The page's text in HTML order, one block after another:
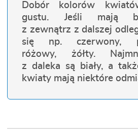
Dobór kolorów
gustu. Jeśli mają
z zewnątrz z dalszej
się np. czerwony,
różowy, żółty.
z daleka są biały, a
kwiaty mają niektóre